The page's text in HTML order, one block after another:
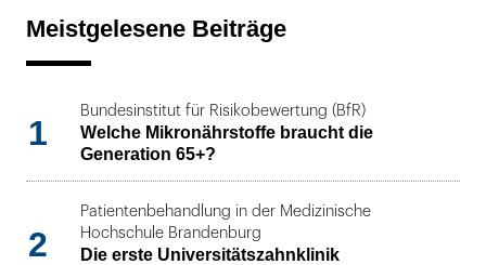
Meistgelesene Beiträge
1
Bundesinstitut für Risikobewertung (BfR)
Welche Mikronährstoffe braucht die
Generation 65+?
2
Patientenbehandlung in der Medizinische
Hochschule Brandenburg
Die erste Universitätszahnklinik